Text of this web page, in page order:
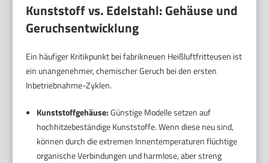
Kunststoff vs. Edelstahl: Gehäuse und
Geruchsentwicklung
Ein häufiger Kritikpunkt bei fabrikneuen Heißluftfritteusen ist
ein unangenehmer, chemischer Geruch bei den ersten
Inbetriebnahme-Zyklen.
Kunststoffgehäuse:Günstige Modelle setzen auf
hochhitzebeständige Kunststoffe. Wenn diese neu sind,
können durch die extremen Innentemperaturen flüchtige
organische Verbindungen und harmlose, aber streng